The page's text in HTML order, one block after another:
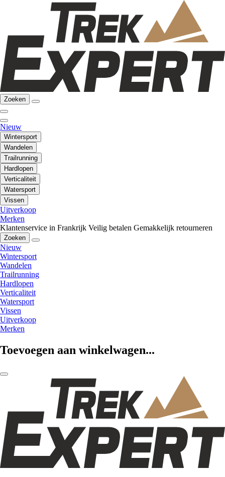
Zoeken
Nieuw
Wintersport
Wandelen
Trailrunning
Hardlopen
Verticaliteit
Watersport
Vissen
Uitverkoop
Merken
Klantenservice in Frankrijk Veilig betalen Gemakkelijk retourneren
Zoeken
Nieuw
Wintersport
Wandelen
Trailrunning
Hardlopen
Verticaliteit
Watersport
Vissen
Uitverkoop
Merken
Toevoegen aan winkelwagen...